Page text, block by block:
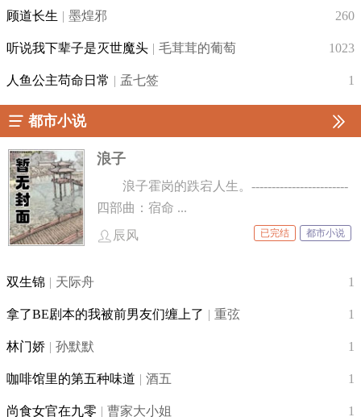
到她没来得及说出口的半句话，她的怨恨，
里，即便守着太阳，周身也只有无尽的黑夜
缠绕笼罩着。*冬雷震震夏雨雪转世轮回之前
偿还。只是，有一桩案件怎么也理不清。这
对债权债务关系，无论他们怎么安排，债权
人总是不肯接受债务人的还债，还不停借债
给他。*皎若太阳升朝霞那年湖边桃花盛开之
时，花灯如昼，我于水中捞月，许了三愿一
愿逝者安息二愿生者无忧三愿风平浪静然，
我这一生，满是遗憾。*颜如舜华佩琼琚我要
上花，不是雪中炭。*安能辨我是雄雌杀戮之
色水晶兰。
顾道长生 | 墨煌邪 260
听说我下辈子是灭世魔头 | 毛茸茸的葡萄 1023
人鱼公主苟命日常 | 孟七签 1
都市小说
浪子
浪子霍岗的跌宕人生。------------------------
四部曲：宿命 ...
辰风
已完结 都市小说
双生锦 | 天际舟 1
拿了BE剧本的我被前男友们缠上了 | 重弦 1
林门娇 | 孙默默 1
咖啡馆里的第五种味道 | 酒五 1
尚食女官在九零 | 曹家大小姐 1